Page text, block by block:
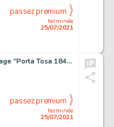
terminée
25/07/2021
passez premium
Sergio Toppi - original page "Porta Tosa 1848" pg. 5 - Page volante - Exemplaire unique - (2011)
terminée
25/07/2021
passez premium